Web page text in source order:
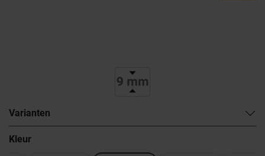
Varianten
Kleur